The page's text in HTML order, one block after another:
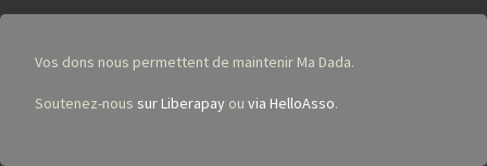
Vos dons nous permettent de maintenir Ma Dada.
Soutenez-nous sur Liberapay ou via HelloAsso.